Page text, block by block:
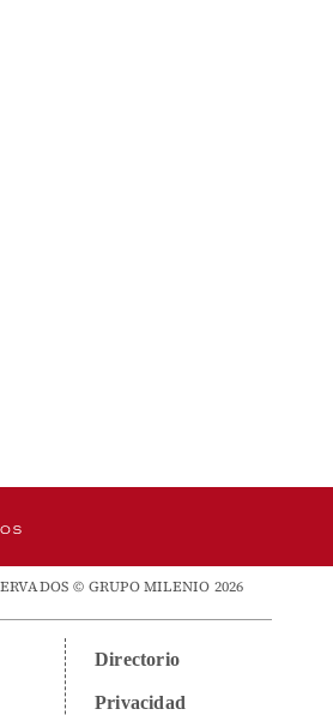
© GRUPO MILENIO 2026
Directorio
Privacidad